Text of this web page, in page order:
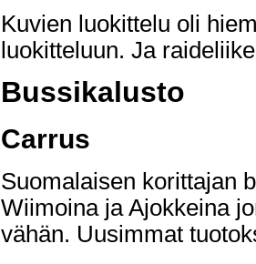
Kuvien luokittelu oli
luokitteluun. Ja
Bussikalusto
Carrus
Suomalaisen korittajan
Wiimoina ja Ajokkeina
vähän. Uusimmat